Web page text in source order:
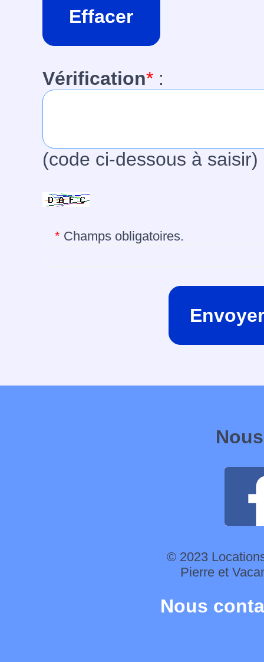
Vérification*:
(code ci-dessous à saisir)
* Champs obligatoires.
© 2023
Pierre et
Nous